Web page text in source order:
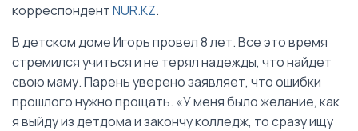
корреспондентNUR.KZ.
В детском доме Игорь провел 8 лет. Все это время
стремился учиться и не терял надежды, что найдет
свою маму. Парень уверено заявляет, что ошибки
прошлого нужно прощать. «У меня было желание, как
я выйду из детдома и закончу колледж, то сразу ищу